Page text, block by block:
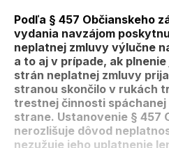
Podľa § 457 Občianskeho
vydania navzájom
neplatnej zmluvy výlučne
a to aj v prípade, ak
strán neplatnej zmluvy
stranou skončilo v rukách
trestnej činnosti
strane. Ustanovenie § 457
nerozlišuje dôvod
nezužuje jeho uplatnenie